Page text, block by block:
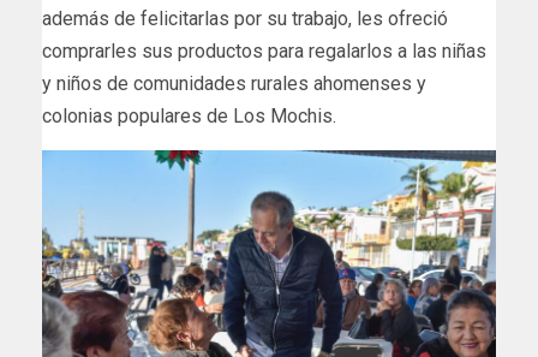
además de felicitarlas por su trabajo, les ofreció
comprarles sus productos para regalarlos a las niñas
y niños de comunidades rurales ahomenses y
colonias populares de Los Mochis.